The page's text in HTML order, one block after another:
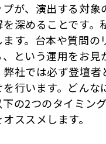
が、演出する対象
深めることです。
す。台本や質問の
という運用をお見
社では必ず登壇者
行います。どんな
の2つのタイミン
ススメします。